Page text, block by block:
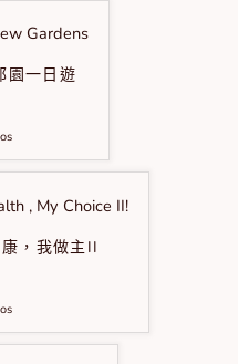
一日遊
，我做主II